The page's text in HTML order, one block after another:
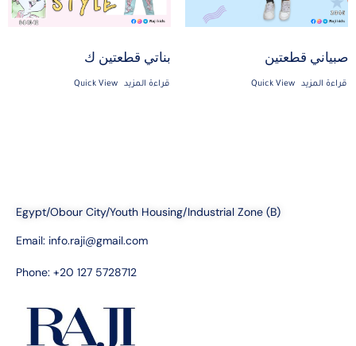
صبياني قطعتين
قراءة المزيد Quick View
بناتي قطعتين ك
قراءة المزيد Quick View
Egypt/Obour City/Youth Housing/Industrial Zone (B)
Email: info.raji@gmail.com
Phone: +20 127 5728712